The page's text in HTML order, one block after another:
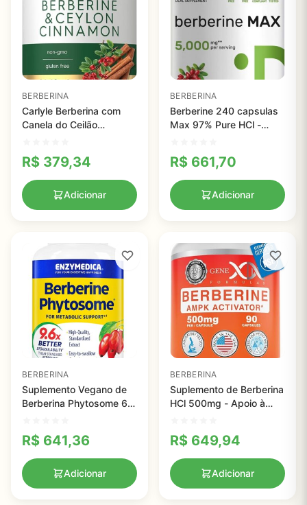
BERBERINA
Carlyle Berberina com
Canela do Ceilão
Sem Glúten
R$ 379,34
Adicionar
BERBERINA
Berberine 240 capsulas
Max 97% Pure HCl -
Antiinflamatória
R$ 661,70
Adicionar
BERBERINA
Suplemento Vegano de
Berberina Phytosome 60
Metabólica
R$ 641,36
Adicionar
BERBERINA
Suplemento de Berberina
HCl 500mg - Apoio à
R$ 649,94
Adicionar